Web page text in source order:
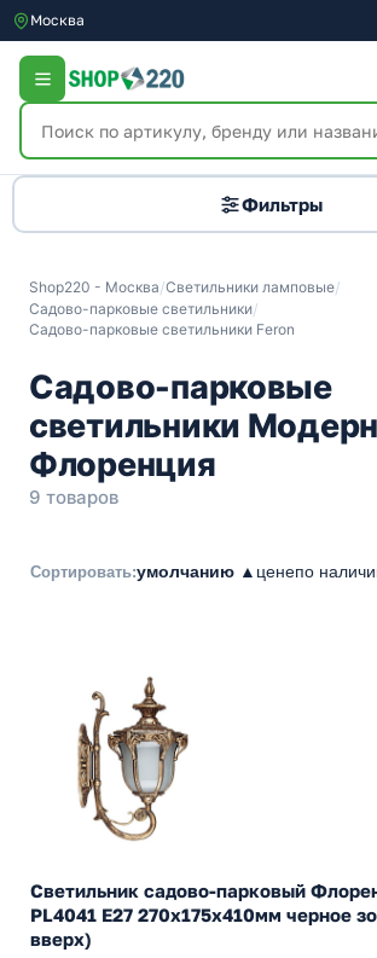
Москва
Фильтры
Shop220 - Москва/Светильники ламповые/
Садово-парковые светильники/
Садово-парковые светильники Feron
Садово-парковые
светильники
Флоренция
9 товаров
Сортировать:умолчанию ▲ ценепо
Светильник садово-парковый
PL4041 E27 270х175х410мм черное
вверх)